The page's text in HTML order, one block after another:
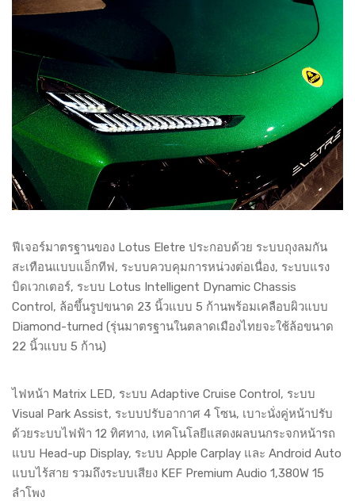
ฟีเจอร์มาตรฐานของ Lotus Eletre ประกอบด้วย ระบบถุงลมกัน
สะเทือนแบบแอ็กทีฟ, ระบบควบคุมการหน่วงต่อเนื่อง, ระบบแรง
บิดเวกเตอร์, ระบบ Lotus Intelligent Dynamic Chassis
Control, ล้อขึ้นรูปขนาด 23 นิ้วแบบ 5 ก้านพร้อมเคลือบผิวแบบ
Diamond-turned (รุ่นมาตรฐานในตลาดเมืองไทยจะใช้ล้อขนาด
22 นิ้วแบบ 5 ก้าน)
ไฟหน้า Matrix LED, ระบบ Adaptive Cruise Control, ระบบ
Visual Park Assist, ระบบปรับอากาศ 4 โซน, เบาะนั่งคู่หน้าปรับ
ด้วยระบบไฟฟ้า 12 ทิศทาง, เทคโนโลยีแสดงผลบนกระจกหน้ารถ
แบบ Head-up Display, ระบบ Apple Carplay และ Android Auto
แบบไร้สาย รวมถึงระบบเสียง KEF Premium Audio 1,380W 15
ลำโพง